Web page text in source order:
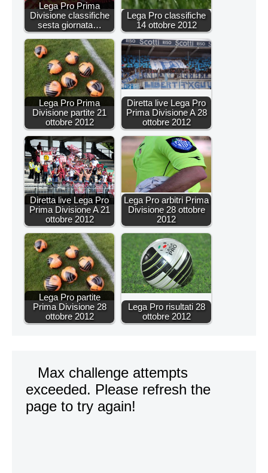
Lega Pro Prima
Divisione classifiche
sesta giornata…
Lega Pro classifiche
14 ottobre 2012
Lega Pro Prima
Divisione partite 21
ottobre 2012
Diretta live Lega Pro
Prima Divisione A 28
ottobre 2012
Diretta live Lega Pro
Prima Divisione A 21
ottobre 2012
Lega Pro arbitri Prima
Divisione 28 ottobre
2012
Lega Pro partite
Prima Divisione 28
ottobre 2012
Lega Pro risultati 28
ottobre 2012